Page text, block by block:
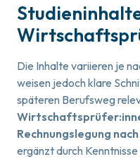
Die Inhalte variieren je
weisen jedoch klare
späteren Berufsweg
Rechnungslegung nach
ergänzt durch Kenntnisse